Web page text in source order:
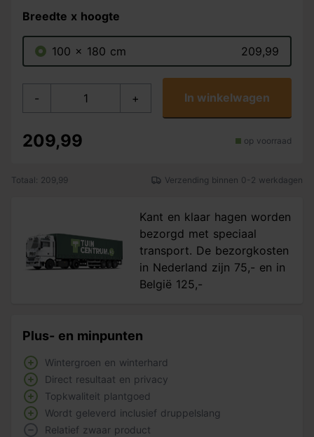
Breedte x hoogte
100 x 180 cm 209,99
- + In winkelwagen
209,99 op voorraad
Totaal: 209,99 Verzending binnen 0-2 werkdagen
Kant en klaar hagen worden
bezorgd met speciaal
transport. De bezorgkosten
in Nederland zijn 75,- en in
België 125,-
Plus- en minpunten
Wintergroen en winterhard
Direct resultaat en privacy
Topkwaliteit plantgoed
Wordt geleverd inclusief druppelslang
Relatief zwaar product